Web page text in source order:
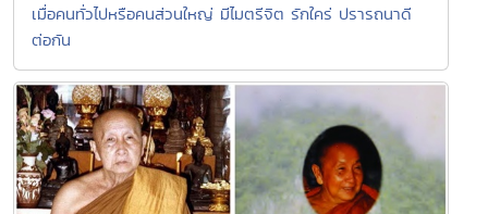
เมื่อคนทั่วไปหรือคนส่วนใหญ่ มีไมตรีจิต รักใคร่ ปรารถนาดี
ต่อกัน